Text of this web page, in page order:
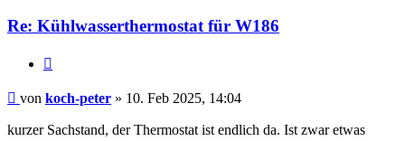
Re: Kühlwasserthermostat für W186
Beitrag
von koch-peter » 10. Feb 2025, 14:04
kurzer Sachstand, der Thermostat ist endlich da. Ist zwar etwas